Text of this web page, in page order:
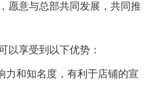
愿意与总部共同发展，共同推
享受到以下优势：
和知名度，有利于店铺的宣